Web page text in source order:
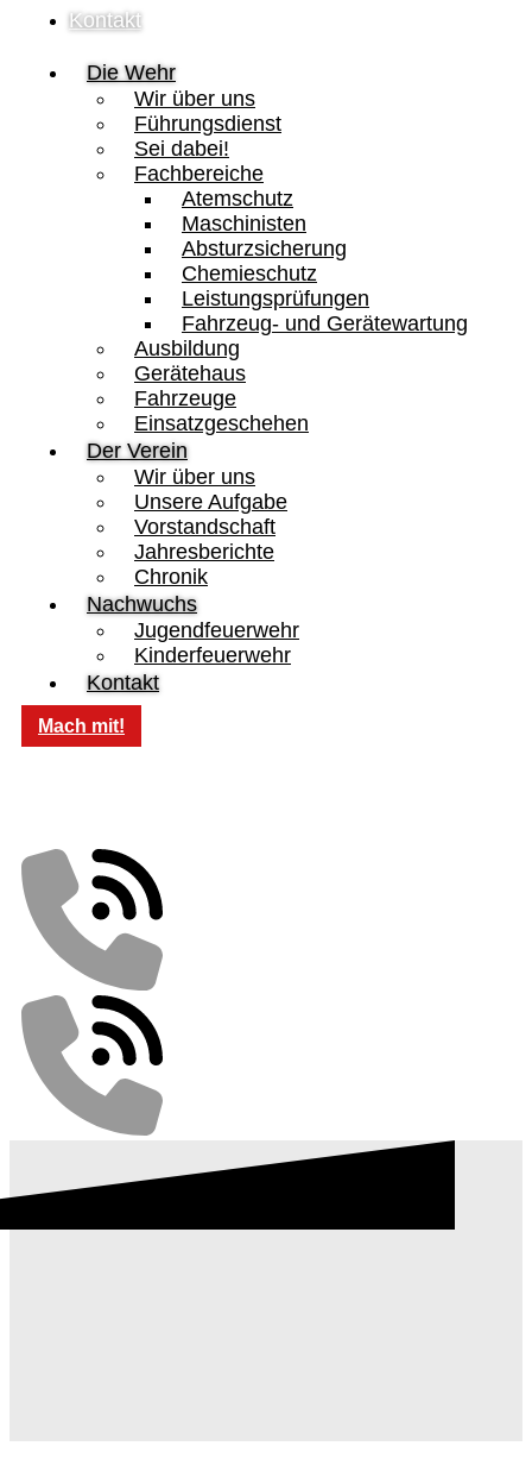
Kontakt
Die Wehr
Wir über uns
Führungsdienst
Sei dabei!
Fachbereiche
Atemschutz
Maschinisten
Absturzsicherung
Chemieschutz
Leistungsprüfungen
Fahrzeug- und Gerätewartung
Ausbildung
Gerätehaus
Fahrzeuge
Einsatzgeschehen
Der Verein
Wir über uns
Unsere Aufgabe
Vorstandschaft
Jahresberichte
Chronik
Nachwuchs
Jugendfeuerwehr
Kinderfeuerwehr
Kontakt
Mach mit!